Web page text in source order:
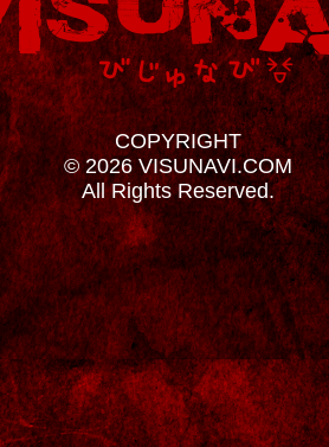
COPYRIGHT
© 2026 VISUNAVI.COM
All Rights Reserved.